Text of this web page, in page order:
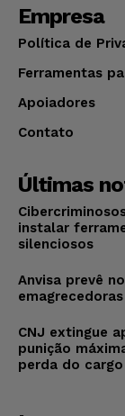
Empresa
Política de
Ferramentas
Apoiadores
Contato
Últimas
instalar
silenciosos
Anvisa prevê
CNJ extingue
punição
perda do cargo